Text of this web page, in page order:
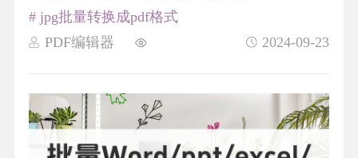
PDF编辑器 2024-09-23
# jpg批量转换成pdf格式